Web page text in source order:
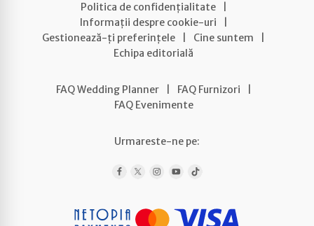
Politica de confidențialitate
Informații despre cookie-uri
Gestionează-ți preferințele
Cine suntem
Echipa editorială
FAQ Wedding Planner FAQ Furnizori
FAQ Evenimente
Urmareste-ne pe: